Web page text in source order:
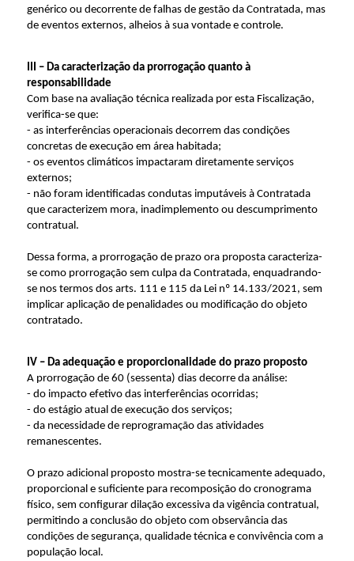
genérico ou decorrente de falhas de gestão da Contratada, mas
de eventos externos, alheios à sua vontade e controle.
III – Da caracterização da prorrogação quanto à
responsabilidade
Com base na avaliação técnica realizada por esta Fiscalização,
verifica-se que:
- as interferências operacionais decorrem das condições
concretas de execução em área habitada;
- os eventos climáticos impactaram diretamente serviços
externos;
- não foram identificadas condutas imputáveis à Contratada
que caracterizem mora, inadimplemento ou descumprimento
contratual.
Dessa forma, a prorrogação de prazo ora proposta caracteriza-
se como prorrogação sem culpa da Contratada, enquadrando-
se nos termos dos arts. 111 e 115 da Lei nº 14.133/2021, sem
implicar aplicação de penalidades ou modificação do objeto
contratado.
IV – Da adequação e proporcionalidade do prazo proposto
A prorrogação de 60 (sessenta) dias decorre da análise:
- do impacto efetivo das interferências ocorridas;
- do estágio atual de execução dos serviços;
- da necessidade de reprogramação das atividades
remanescentes.
O prazo adicional proposto mostra-se tecnicamente adequado,
proporcional e suficiente para recomposição do cronograma
físico, sem configurar dilação excessiva da vigência contratual,
permitindo a conclusão do objeto com observância das
condições de segurança, qualidade técnica e convivência com a
população local.